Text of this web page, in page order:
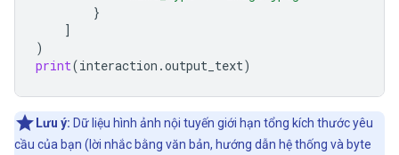
}
]
)
print(interaction .output_text)
Lưu ý: Dữ liệu hình ảnh nội tuyến giới hạn tổng kích thước yêu
cầu của bạn (lời nhắc bằng văn bản, hướng dẫn hệ thống và byte